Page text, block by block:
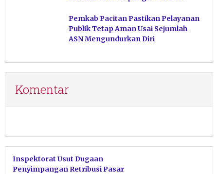
Pemkab Pacitan Pastikan Pelayanan
Publik Tetap Aman Usai Sejumlah
ASN Mengundurkan Diri
Komentar
Inspektorat Usut Dugaan
Penyimpangan Retribusi Pasar